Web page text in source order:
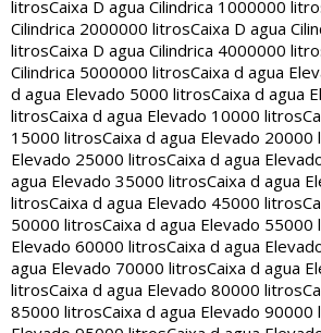
litrosCaixa D agua Cilindrica 1000000
Cilindrica 2000000 litrosCaixa D agua
litrosCaixa D agua Cilindrica 4000000
Cilindrica 5000000 litrosCaixa d agua
d agua Elevado 5000 litrosCaixa d agua
litrosCaixa d agua Elevado 10000 litros
15000 litrosCaixa d agua Elevado 20000
Elevado 25000 litrosCaixa d agua
agua Elevado 35000 litrosCaixa d agua
litrosCaixa d agua Elevado 45000 litros
50000 litrosCaixa d agua Elevado 55000
Elevado 60000 litrosCaixa d agua
agua Elevado 70000 litrosCaixa d agua
litrosCaixa d agua Elevado 80000 litros
85000 litrosCaixa d agua Elevado 90000